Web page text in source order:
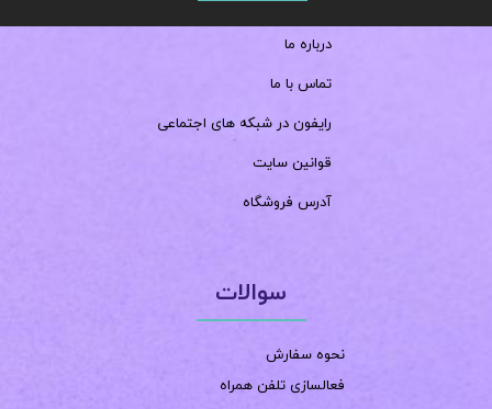
سوالات
نحوه سفارش
فعالسازی تلفن همراه
درباره ما
تماس با ما
رایفون در شبکه های اجتماعی
قوانین سایت
آدرس فروشگاه